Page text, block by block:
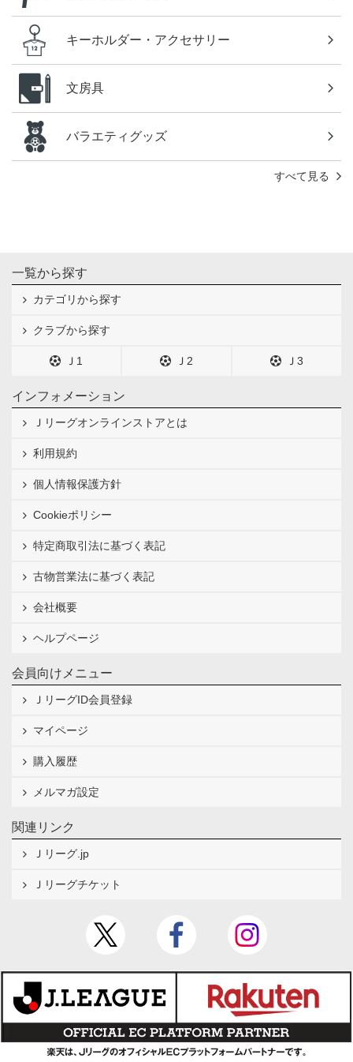
キーホルダー・アクセサリー
文房具
バラエティグッズ
すべて見る
一覧から探す
カテゴリから探す
クラブから探す
Ｊ1 Ｊ2 Ｊ3
インフォメーション
Ｊリーグオンラインストアとは
利用規約
個人情報保護方針
Cookieポリシー
特定商取引法に基づく表記
古物営業法に基づく表記
会社概要
ヘルプページ
会員向けメニュー
ＪリーグID会員登録
マイページ
購入履歴
メルマガ設定
関連リンク
Ｊリーグ.jp
Ｊリーグチケット